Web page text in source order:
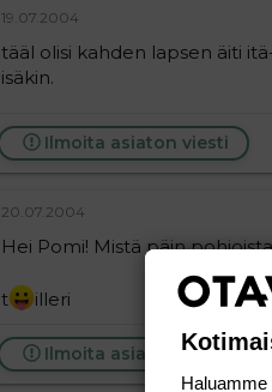
19.07.2004
tääl olisi kahden lapsen äiti
isäkin.
Ilmoita asiaton viesti
20.07.2004
Hei Pomi! Mistä päin
t illeri
Ilmoita asiaton viesti
Haluamme